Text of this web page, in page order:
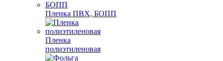
Пленка ПВХ, БОПП
Пленка
полиэтиленовая